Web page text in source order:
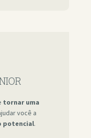
tornar uma
você a
potencial.